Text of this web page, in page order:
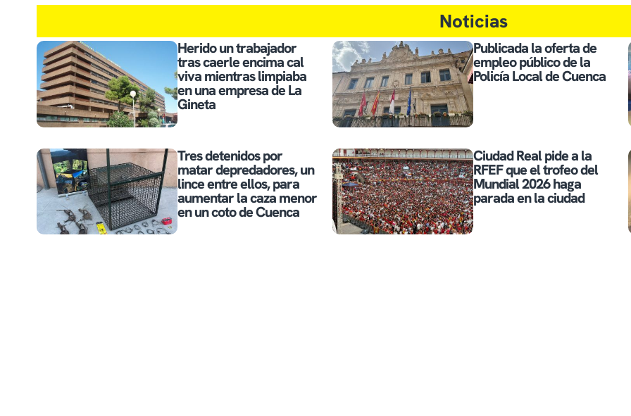
Noticias
Herido un trabajador
tras caerle encima cal
viva mientras limpiaba
en una empresa de La
Gineta
Publicada la oferta de
empleo público de la
Policía Local de Cuenca
Tres detenidos por
matar depredadores, un
lince entre ellos, para
aumentar la caza menor
en un coto de Cuenca
Ciudad Real pide a la
RFEF que el trofeo del
Mundial 2026 haga
parada en la ciudad